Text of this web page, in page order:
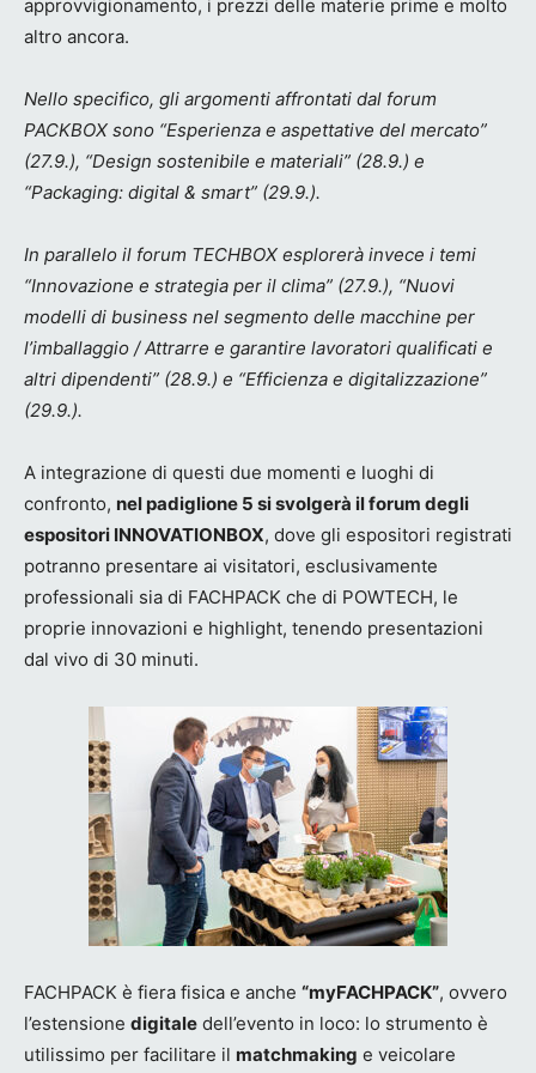
approvvigionamento, i prezzi delle materie prime e molto
altro ancora.
Nello specifico, gli argomenti affrontati dal forum
PACKBOX sono “Esperienza e aspettative del mercato”
(27.9.), “Design sostenibile e materiali” (28.9.) e
“Packaging: digital & smart” (29.9.).
In parallelo il forum TECHBOX esplorerà invece i temi
“Innovazione e strategia per il clima” (27.9.), “Nuovi
modelli di business nel segmento delle macchine per
l’imballaggio / Attrarre e garantire lavoratori qualificati e
altri dipendenti” (28.9.) e “Efficienza e digitalizzazione”
(29.9.).
A integrazione di questi due momenti e luoghi di
confronto, nel padiglione 5 si svolgerà il forum degli
espositori INNOVATIONBOX, dove gli espositori registrati
potranno presentare ai visitatori, esclusivamente
professionali sia di FACHPACK che di POWTECH, le
proprie innovazioni e highlight, tenendo presentazioni
dal vivo di 30 minuti.
FACHPACK è fiera fisica e anche “myFACHPACK”, ovvero
l’estensione digitale dell’evento in loco: lo strumento è
utilissimo per facilitare il matchmaking e veicolare